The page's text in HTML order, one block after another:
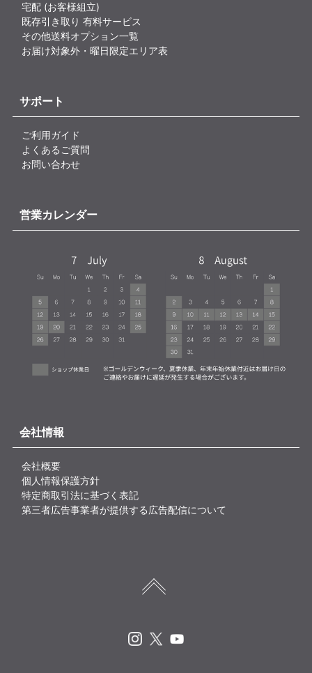
宅配 (お客様組立)
既存引き取り 有料サービス
その他送料オプション一覧
お届け対象外・曜日限定エリア表
サポート
ご利用ガイド
よくあるご質問
お問い合わせ
営業カレンダー
会社情報
会社概要
個人情報保護方針
特定商取引法に基づく表記
第三者広告事業者が提供する広告配信について